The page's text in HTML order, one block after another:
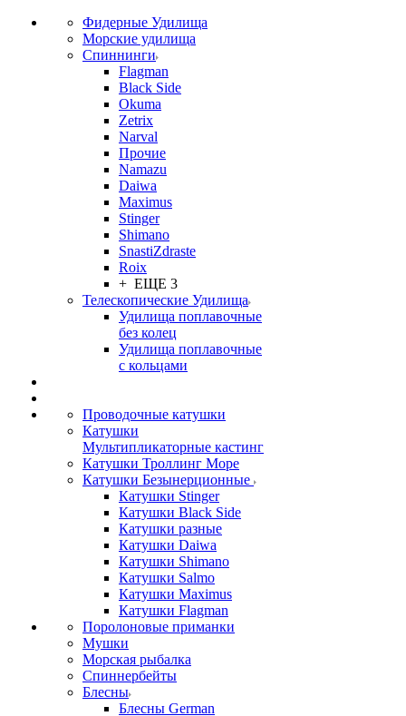
Фидерные Удилища
Морские удилища
Спиннинги
Flagman
Black Side
Okuma
Zetrix
Narval
Прочие
Namazu
Daiwa
Maximus
Stinger
Shimano
SnastiZdraste
Roix
+ ЕЩЕ 3
Телескопические Удилища
Удилища поплавочные
без колец
Удилища поплавочные
с кольцами
Проводочные катушки
Катушки
Мультипликаторные кастинг
Катушки Троллинг Море
Катушки Безынерционные
Катушки Stinger
Катушки Black Side
Катушки разные
Катушки Daiwa
Катушки Shimano
Катушки Salmo
Катушки Maximus
Катушки Flagman
Поролоновые приманки
Мушки
Морская рыбалка
Спиннербейты
Блесны
Блесны German